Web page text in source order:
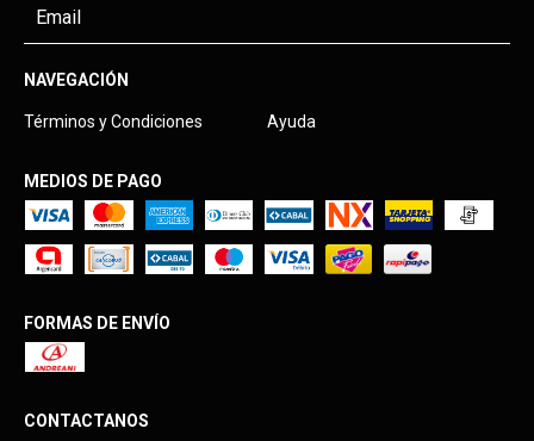
NAVEGACIÓN
Términos y Condiciones Ayuda
MEDIOS DE PAGO
FORMAS DE ENVÍO
CONTACTANOS